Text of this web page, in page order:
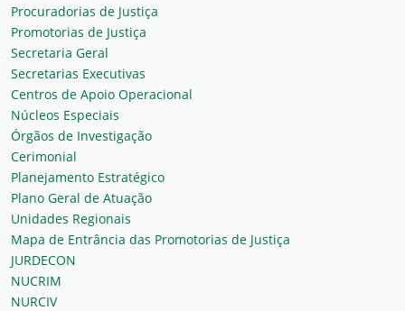
Procuradorias de Justiça
Promotorias de Justiça
Secretaria Geral
Secretarias Executivas
Centros de Apoio Operacional
Núcleos Especiais
Órgãos de Investigação
Cerimonial
Planejamento Estratégico
Plano Geral de Atuação
Unidades Regionais
Mapa de Entrância das Promotorias de Justiça
JURDECON
NUCRIM
NURCIV